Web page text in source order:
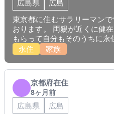
広島県
広島
東京都に住むサラリーマン
おります。 両親が近くに健
もらって自分もそのうちに永
永住
家族
京都府在住
8ヶ月前
広島県
広島